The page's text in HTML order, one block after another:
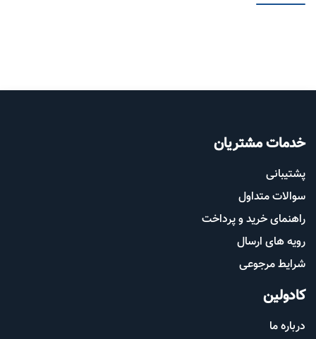
خدمات مشتریان
پشتیب​​انی
سوالات متداول
راهنمای خرید و پرداخت
رویه های ارسال
شرایط مرجوعی
کادولین
درباره ما